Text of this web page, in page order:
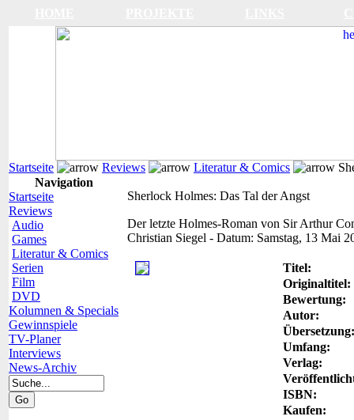
Startseite Reviews Literatur & Comics
Navigation
Startseite
Reviews
Audio
Games
Literatur & Comics
Serien
Film
DVD
Kolumnen & Specials
Gewinnspiele
TV-Planer
Interviews
News-Archiv
Sherlock Holmes: Das Tal der Angst
Der letzte Holmes-Roman von Sir Arthur
Christian Siegel - Datum: Samstag, 13 Mai
Titel:
Originaltitel:
Bewertung:
Autor:
Übersetzung:
Umfang:
Verlag:
ISBN:
Kaufen: